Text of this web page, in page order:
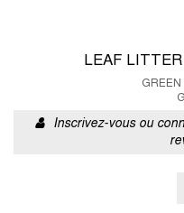
LEAF
GREEN
Inscrivez-vous ou